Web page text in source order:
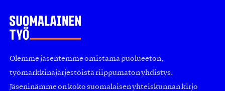
Olemme jäsentemme omistama puolueeton,
työmarkkinajärjestöistä riippumaton yhdistys.
Jäseninämme on koko suomalaisen yhteiskunnan kirjo